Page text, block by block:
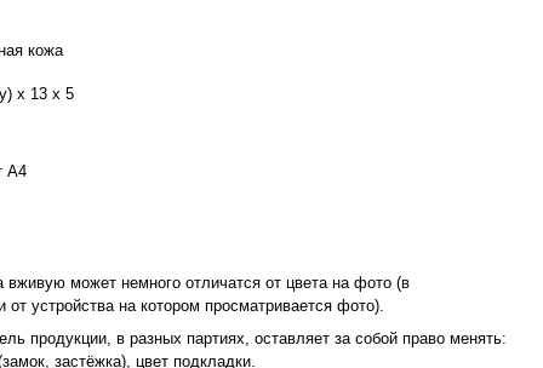
кожа
х 13 х 5
А4
вживую может немного отличатся от цвета на фото (в
от устройства на котором просматривается фото).
продукции, в разных партиях, оставляет за собой право менять:
застёжка), цвет подкладки.